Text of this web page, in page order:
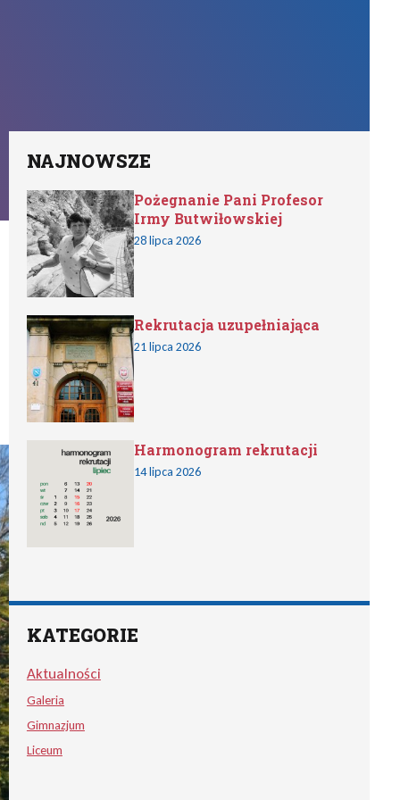
NAJNOWSZE
Pożegnanie Pani Profesor
Irmy Butwiłowskiej
28 lipca 2026
Rekrutacja uzupełniająca
21 lipca 2026
Harmonogram rekrutacji
14 lipca 2026
KATEGORIE
Aktualności
Galeria
Gimnazjum
Liceum